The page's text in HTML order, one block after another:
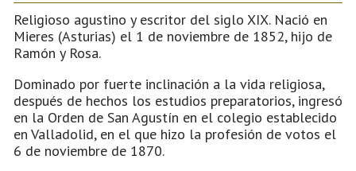
Religioso agustino y escritor del siglo XIX. Nació en
Mieres (Asturias) el 1 de noviembre de 1852, hijo de
Ramón y Rosa.
Dominado por fuerte inclinación a la vida religiosa,
después de hechos los estudios preparatorios, ingresó
en la Orden de San Agustín en el colegio establecido
en Valladolid, en el que hizo la profesión de votos el
6 de noviembre de 1870.